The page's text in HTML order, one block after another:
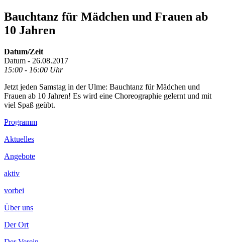
Bauchtanz für Mädchen und Frauen ab
10 Jahren
Datum/Zeit
Datum - 26.08.2017
15:00 - 16:00 Uhr
Jetzt jeden Samstag in der Ulme: Bauchtanz für Mädchen und
Frauen ab 10 Jahren! Es wird eine Choreographie gelernt und mit
viel Spaß geübt.
Footer
Inhalt
Programm
Aktuelles
Angebote
aktiv
vorbei
Über uns
Der Ort